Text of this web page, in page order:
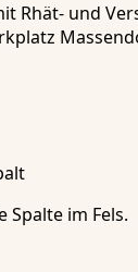
Rhät- und
Spalte im Fels.